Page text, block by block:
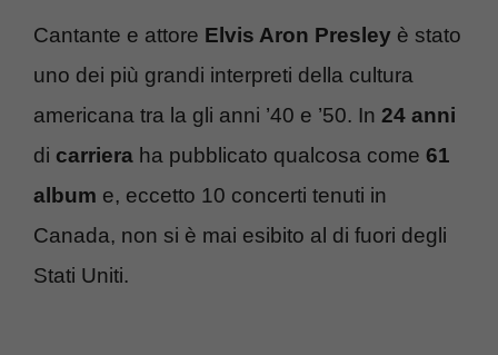
Cantante e attore Elvis Aron Presley è stato
uno dei più grandi interpreti della cultura
americana tra la gli anni ’40 e ’50. In 24 anni
di carriera ha pubblicato qualcosa come 61
album e, eccetto 10 concerti tenuti in
Canada, non si è mai esibito al di fuori degli
Stati Uniti.